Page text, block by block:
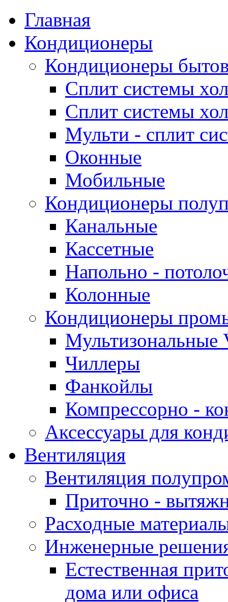
Главная
Кондиционеры
Кондиционеры
Сплит системы
Сплит системы
Мульти - сплит
Оконные
Мобильные
Кондиционеры
Канальные
Кассетные
Напольно -
Колонные
Кондиционеры
Мультизональные
Чиллеры
Фанкойлы
Компрессорно -
Аксессуары для
Вентиляция
Вентиляция
Приточно -
Расходные
Инженерные
Естественная
дома или офиса